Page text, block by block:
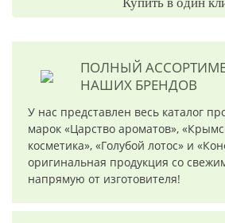
ПОЛНЫЙ
НАШИХ БРЕНДОВ
У нас представлен весь каталог
марок «Царство ароматов»,
косметика», «Голубой лотос» и
оригинальная продукция со
напрямую от изготовителя!